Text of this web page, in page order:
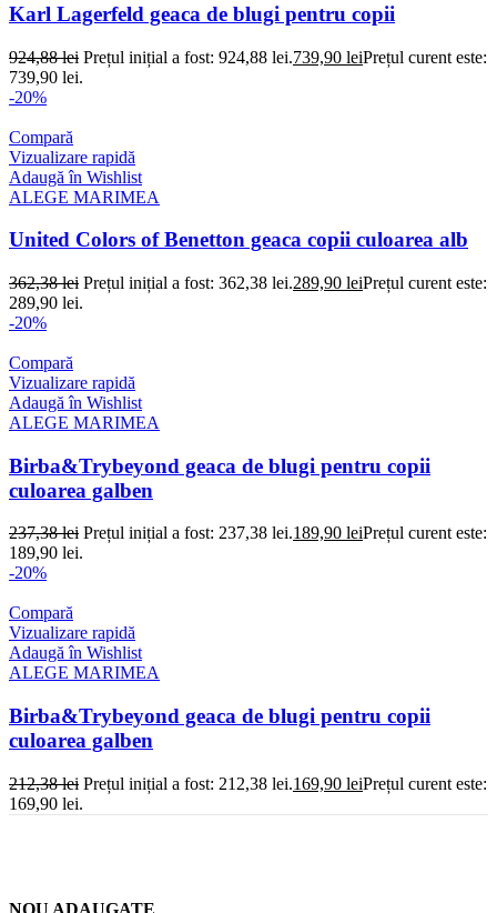
Karl Lagerfeld geaca de blugi pentru copii
924,88lei Prețul inițial a fost: 924,88 lei.739,90 leiPrețul curent este:
739,90 lei.
-20%
Compară
Vizualizare rapidă
Adaugă în Wishlist
ALEGE MARIMEA
United Colors of Benetton geaca copii culoarea alb
362,38lei Prețul inițial a fost: 362,38 lei.289,90 leiPrețul curent este:
289,90 lei.
-20%
Compară
Vizualizare rapidă
Adaugă în Wishlist
ALEGE MARIMEA
Birba&Trybeyond geaca de blugi pentru copii
culoarea galben
237,38lei Prețul inițial a fost: 237,38 lei.189,90 leiPrețul curent este:
189,90 lei.
-20%
Compară
Vizualizare rapidă
Adaugă în Wishlist
ALEGE MARIMEA
Birba&Trybeyond geaca de blugi pentru copii
culoarea galben
212,38lei Prețul inițial a fost: 212,38 lei.169,90 leiPrețul curent este:
169,90 lei.
NOU ADAUGATE